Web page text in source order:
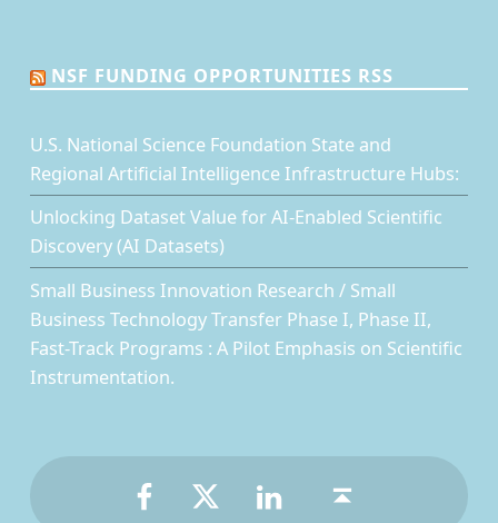
NSF FUNDING OPPORTUNITIES RSS
U.S. National Science Foundation State and
Regional Artificial Intelligence Infrastructure Hubs:
Unlocking Dataset Value for AI-Enabled Scientific
Discovery (AI Datasets)
Small Business Innovation Research / Small
Business Technology Transfer Phase I, Phase II,
Fast-Track Programs : A Pilot Emphasis on Scientific
Instrumentation.